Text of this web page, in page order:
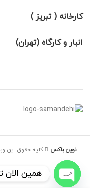
کارخانه ( تبریز )
انبار و کارگاه (تهران)
نوین باکس کلیه حقوق این
همین الان